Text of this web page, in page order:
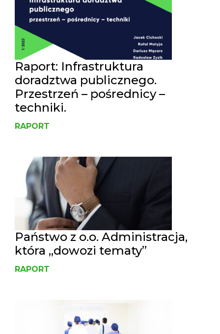
Raport: Infrastruktura
doradztwa publicznego.
Przestrzeń – pośrednicy –
techniki.
RAPORT
Państwo z o.o. Administracja,
która „dowozi tematy”
RAPORT